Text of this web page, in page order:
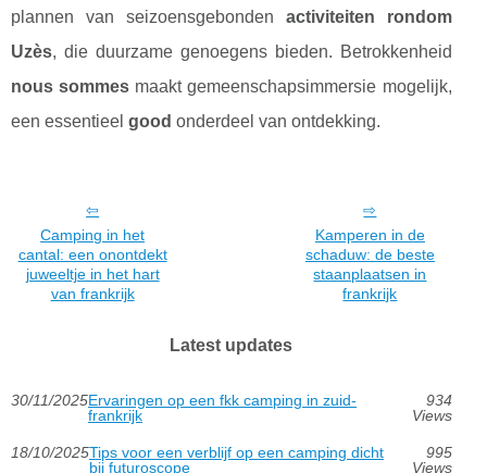
plannen van seizoensgebonden activiteiten rondom
Uzès, die duurzame genoegens bieden. Betrokkenheid
nous sommes maakt gemeenschapsimmersie mogelijk,
een essentieel good onderdeel van ontdekking.
Camping in het
cantal: een onontdekt
juweeltje in het hart
van frankrijk
Kamperen in de
schaduw: de beste
staanplaatsen in
frankrijk
Latest updates
30/11/2025Ervaringen op een fkk camping in zuid-
frankrijk
934
Views
18/10/2025Tips voor een verblijf op een camping dicht
bij futuroscope
995
Views